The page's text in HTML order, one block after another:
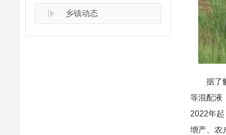
乡镇动态
据了解
等混配液
2022年
增产、农